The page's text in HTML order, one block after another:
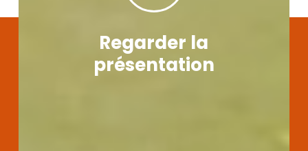
Regarder la
présentation